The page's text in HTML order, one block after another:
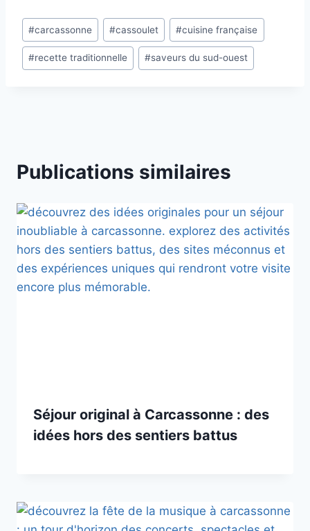
Étiquettes
de
la
#carcassonne #cassoulet #cuisine française
#recette traditionnelle #saveurs du sud-ouest
Publications similaires
Séjour original à Carcassonne : des
idées hors des sentiers battus